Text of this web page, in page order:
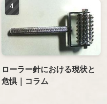
ローラー針における現状と
危惧｜コラム